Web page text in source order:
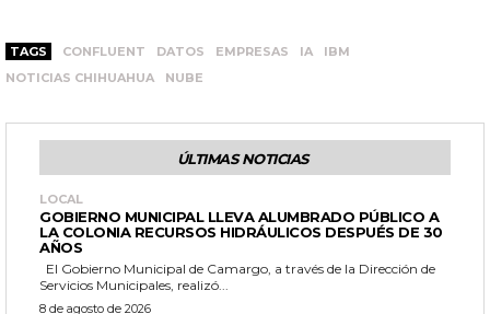
TAGS CONFLUENT DATOS EMPRESAS IA
IBM
NOTICIAS CHIHUAHUA
NUBE
ÚLTIMAS NOTICIAS
LOCAL
GOBIERNO MUNICIPAL LLEVA ALUMBRADO PÚBLICO A
LA COLONIA RECURSOS HIDRÁULICOS DESPUÉS DE 30
AÑOS
Servicios Municipales, realizó...
8 de agosto de 2026